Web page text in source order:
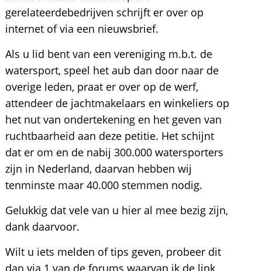
gerelateerdebedrijven schrijft er over op
internet of via een nieuwsbrief.
Als u lid bent van een vereniging m.b.t. de
watersport, speel het aub dan door naar de
overige leden, praat er over op de werf,
attendeer de jachtmakelaars en winkeliers op
het nut van ondertekening en het geven van
ruchtbaarheid aan deze petitie. Het schijnt
dat er om en de nabij 300.000 watersporters
zijn in Nederland, daarvan hebben wij
tenminste maar 40.000 stemmen nodig.
Gelukkig dat vele van u hier al mee bezig zijn,
dank daarvoor.
Wilt u iets melden of tips geven, probeer dit
dan via 1 van de forums waarvan ik de link